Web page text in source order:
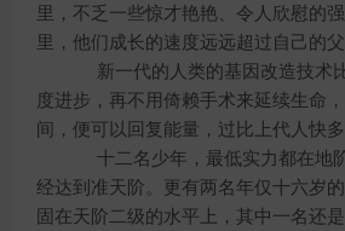
里，不乏一些惊才艳艳、令人欣慰的
里，他们成长的速度远远超过自己的父
新一代的人类的基因改造技术
度进步，再不用倚赖手术来延续生命
间，便可以回复能量，过比上代人快多
十二名少年，最低实力都在地
经达到准天阶。更有两名年仅十六岁
固在天阶二级的水平上，其中一名还